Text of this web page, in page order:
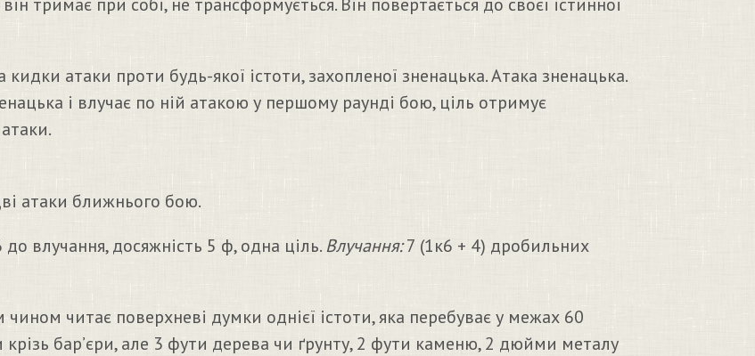
атаки проти будь-якої істоти, захопленої зненацька. Атака зненацька.
і влучає по ній атакою у першому раунді бою, ціль отримує
атаки ближнього бою.
влучання, досяжність 5 ф, одна ціль.Влучання:7 (1к6 + 4) дробильних
читає поверхневі думки однієї істоти, яка перебуває у межах 60
бар’єри, але 3 фути дерева чи ґрунту, 2 фути каменю, 2 дюйми металу